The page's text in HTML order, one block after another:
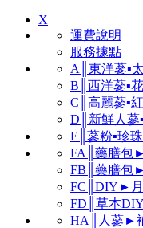
X
運費說明
服務據點
A║東洋蔘▪
B║西洋蔘▪
C║高麗蔘▪
D║新鮮人蔘
E║蔘粉▪珍
FA║藥膳包
FB║藥膳包
FC║DIY►
FD║草本
HA║人蔘►